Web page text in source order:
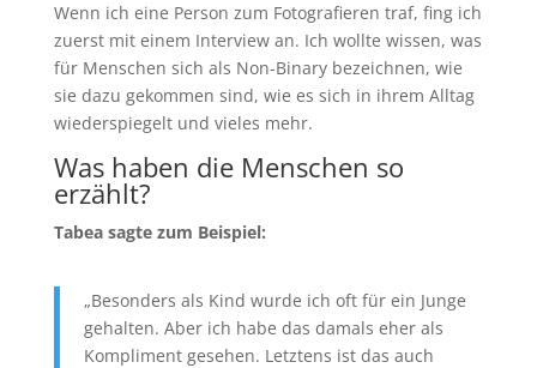
Wenn ich eine Person zum Fotografieren traf, fing ich
zuerst mit einem Interview an. Ich wollte wissen, was
für Menschen sich als Non-Binary bezeichnen, wie
sie dazu gekommen sind, wie es sich in ihrem Alltag
wiederspiegelt und vieles mehr.
Was haben die Menschen so
erzählt?
Tabea sagte zum Beispiel:
„Besonders als Kind wurde ich oft für ein Junge
gehalten. Aber ich habe das damals eher als
Kompliment gesehen. Letztens ist das auch